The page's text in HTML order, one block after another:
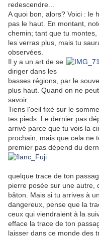
redescendre...
A quoi bon, alors? Voici : le
pas le haut. En montant,
chemin; tant que tu
les verras plus, mais tu
observées.
Il y a un art de se
diriger dans les
basses régions, par le
plus haut. Quand on ne
savoir.
Tiens l'oeil fixé sur le
tes pieds. Le dernier pas
arrivé parce que tu vois la
prochain, mais que cela ne
premier pas dépend du
quelque trace de ton
pierre posée sur une autre,
bâton. Mais si tu arrives à
dangereux, pense que la
ceux qui viendraient à la
efface la trace de ton
laisser dans ce monde des